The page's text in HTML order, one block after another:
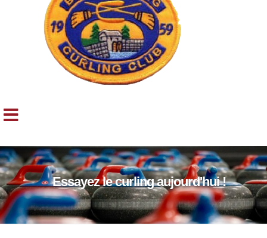
Essayez le curling aujourd'hui !